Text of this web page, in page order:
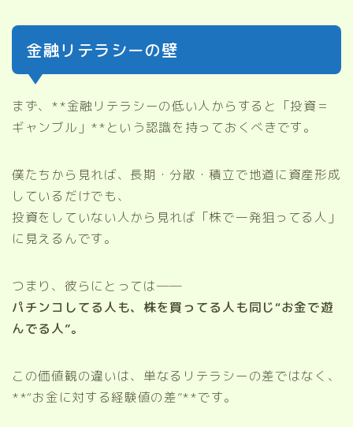
金融リテラシーの壁
まず、**金融リテラシーの低い人からすると「投資＝
ギャンブル」**という認識を持っておくべきです。
僕たちから見れば、長期・分散・積立で地道に資産形成
しているだけでも、
投資をしていない人から見れば「株で一発狙ってる人」
に見えるんです。
つまり、彼らにとっては──
パチンコしてる人も、株を買ってる人も同じ“お金で遊
んでる人”。
この価値観の違いは、単なるリテラシーの差ではなく、
**“お金に対する経験値の差”**です。